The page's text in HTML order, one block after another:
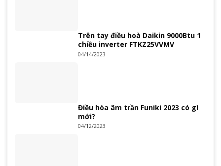
Trên tay điều hoà Daikin 9000Btu 1
chiều inverter FTKZ25VVMV
04/14/2023
Điều hòa âm trần Funiki 2023 có gì
mới?
04/12/2023